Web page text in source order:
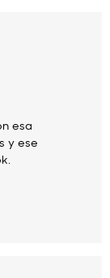
esa
y ese